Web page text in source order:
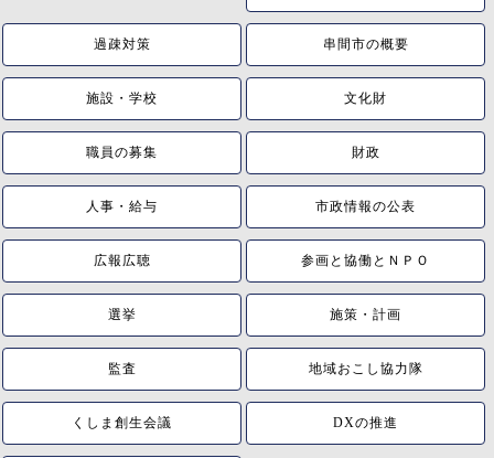
過疎対策 串間市の概要
施設・学校 文化財
職員の募集 財政
人事・給与 市政情報の公表
広報広聴 参画と協働とＮＰＯ
選挙 施策・計画
監査 地域おこし協力隊
くしま創生会議 DXの推進